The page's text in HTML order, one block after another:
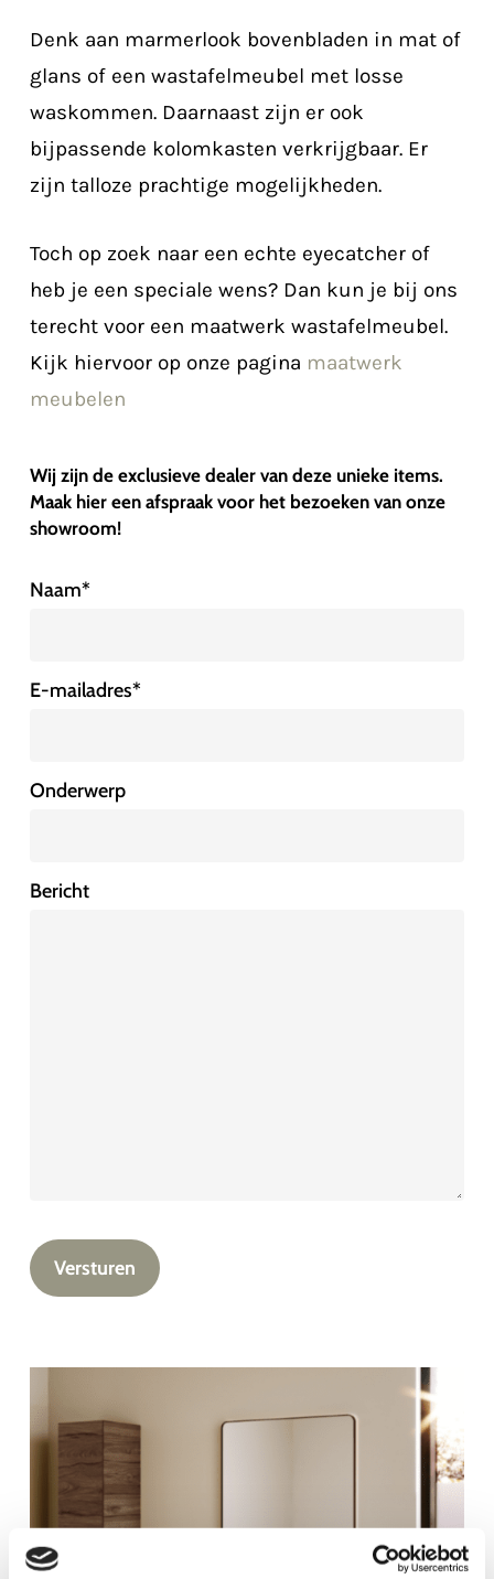
Denk aan marmerlook bovenbladen in mat of
glans of een wastafelmeubel met losse
waskommen. Daarnaast zijn er ook
bijpassende kolomkasten verkrijgbaar. Er
zijn talloze prachtige mogelijkheden.
Toch op zoek naar een echte eyecatcher of
heb je een speciale wens? Dan kun je bij ons
terecht voor een maatwerk wastafelmeubel.
Kijk hiervoor op onze pagina maatwerk
meubelen
Wij zijn de exclusieve dealer van deze unieke items.
Maak hier een afspraak voor het bezoeken van onze
showroom!
Naam*
E-mailadres*
Onderwerp
Bericht